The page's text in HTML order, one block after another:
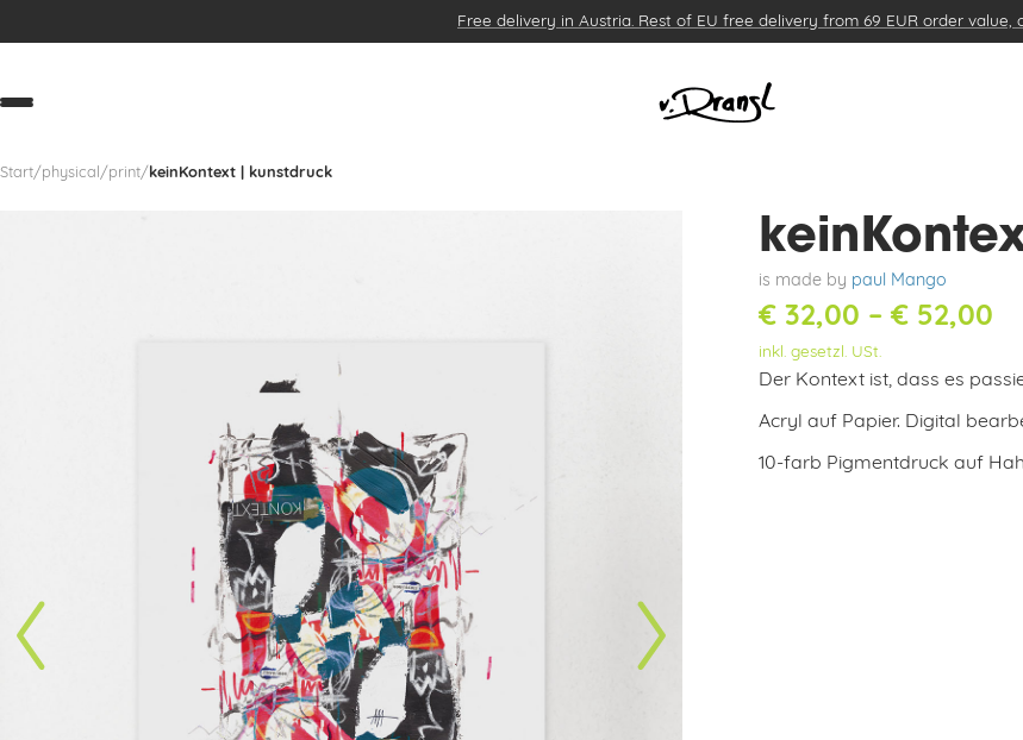
Free delivery in Austria. Rest of EU free delivery from 69 EUR order value,
Start/physical /print/keinKontext | kunstdruck
is made by paul Mango
€32,00 –€52,00
€
inkl. gesetzl. USt.
Der Kontext ist, dass es
Acryl auf Papier. Digital
10-farb Pigmentdruck auf